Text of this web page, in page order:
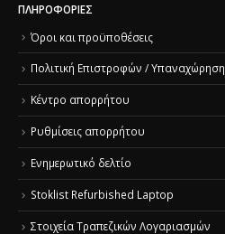
ΠΛΗΡΟΦΟΡΊΕΣ
Όροι και προϋποθέσεις
Πολιτική Επιστροφών / Υπαναχώρηση
Κέντρο απορρήτου
Ρυθμίσεις απορρήτου
Ενημερωτικό δελτίο
Stoklist Refurbished Laptop
Στοιχεία Τραπεζικών Λογαριασμών